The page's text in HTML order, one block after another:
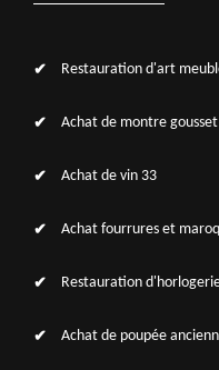
Restauration d'art
Achat de montre
Achat de vin 33
Achat fourrures et
Restauration
Achat de poupée